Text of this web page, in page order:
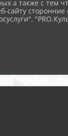
далеко не
популярны в
а также с тем
сайту